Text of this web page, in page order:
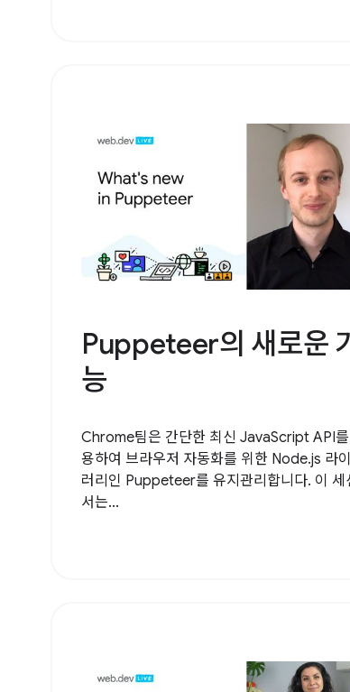
Puppeteer의 새로운 기
능
Chrome팀은 간단한 최신 JavaScript API
용하여 브라우저 자동화를 위한 Node.js 라
러리인 Puppeteer를 유지관리합니다. 이 세
서는...